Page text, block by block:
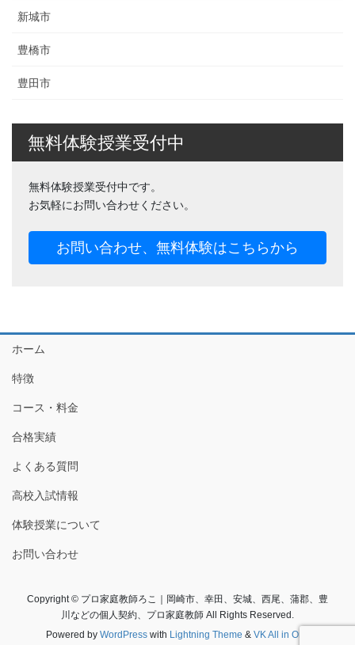
新城市
豊橋市
豊田市
無料体験授業受付中
無料体験授業受付中です。
お気軽にお問い合わせください。
お問い合わせ、無料体験はこちらから
ホーム
特徴
コース・料金
合格実績
よくある質問
高校入試情報
体験授業について
お問い合わせ
Copyright © プロ家庭教師ろこ｜岡崎市、幸田、安城、西尾、蒲郡、豊
川などの個人契約、プロ家庭教師 All Rights Reserved.
Powered by WordPresswith Lightning Theme & VK All in One